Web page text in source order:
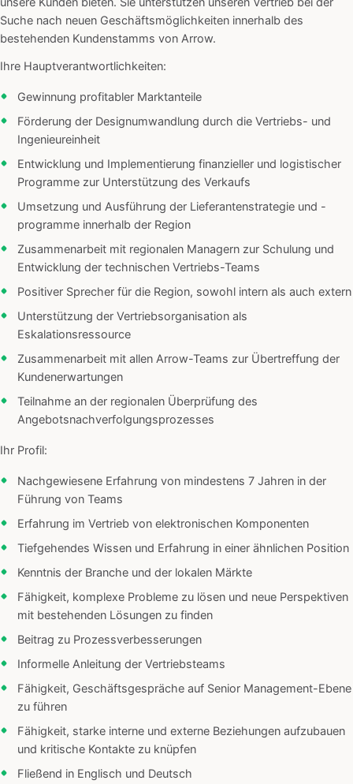
Suche nach neuen Geschäftsmöglichkeiten innerhalb des
bestehenden Kundenstamms von Arrow.
Ihre Hauptverantwortlichkeiten:
Gewinnung profitabler Marktanteile
Förderung der Designumwandlung durch die Vertriebs- und
Ingenieureinheit
Entwicklung und Implementierung finanzieller und logistischer
Programme zur Unterstützung des Verkaufs
Umsetzung und Ausführung der Lieferantenstrategie und -
programme innerhalb der Region
Zusammenarbeit mit regionalen Managern zur Schulung und
Entwicklung der technischen Vertriebs-Teams
Positiver Sprecher für die Region, sowohl intern als auch extern
Unterstützung der Vertriebsorganisation als
Eskalationsressource
Zusammenarbeit mit allen Arrow-Teams zur Übertreffung der
Kundenerwartungen
Teilnahme an der regionalen Überprüfung des
Angebotsnachverfolgungsprozesses
Ihr Profil:
Nachgewiesene Erfahrung von mindestens 7 Jahren in der
Führung von Teams
Erfahrung im Vertrieb von elektronischen Komponenten
Tiefgehendes Wissen und Erfahrung in einer ähnlichen Position
Kenntnis der Branche und der lokalen Märkte
Fähigkeit, komplexe Probleme zu lösen und neue Perspektiven
mit bestehenden Lösungen zu finden
Beitrag zu Prozessverbesserungen
Informelle Anleitung der Vertriebsteams
Fähigkeit, Geschäftsgespräche auf Senior Management-Ebene
zu führen
Fähigkeit, starke interne und externe Beziehungen aufzubauen
und kritische Kontakte zu knüpfen
Fließend in Englisch und Deutsch